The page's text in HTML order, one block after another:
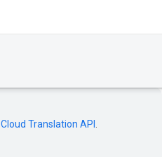
Cloud Translation API